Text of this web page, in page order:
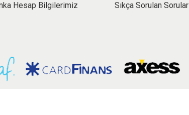
Hesap Bilgilerimiz
Sıkça Sorulan Sorular